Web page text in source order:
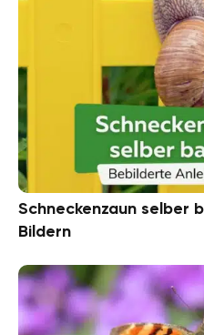
Schneckenzaun selber
Bildern